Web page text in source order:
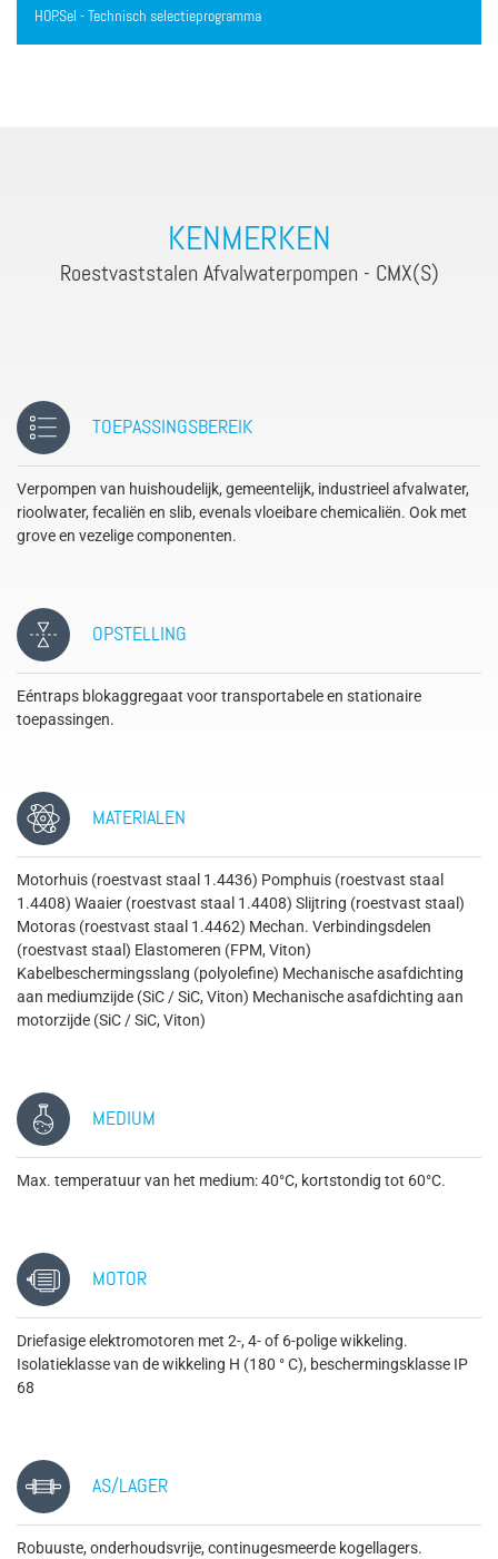
HOP.Sel - Technisch selectieprogramma
KENMERKEN
Roestvaststalen Afvalwaterpompen - CMX(S)
TOEPASSINGSBEREIK
Verpompen van huishoudelijk, gemeentelijk, industrieel afvalwater,
rioolwater, fecaliën en slib, evenals vloeibare chemicaliën. Ook met
grove en vezelige componenten.
OPSTELLING
Eéntraps blokaggregaat voor transportabele en stationaire
toepassingen.
MATERIALEN
Motorhuis (roestvast staal 1.4436) Pomphuis (roestvast staal
1.4408) Waaier (roestvast staal 1.4408) Slijtring (roestvast staal)
Motoras (roestvast staal 1.4462) Mechan. Verbindingsdelen
(roestvast staal) Elastomeren (FPM, Viton)
Kabelbeschermingsslang (polyolefine) Mechanische asafdichting
aan mediumzijde (SiC / SiC, Viton) Mechanische asafdichting aan
motorzijde (SiC / SiC, Viton)
MEDIUM
Max. temperatuur van het medium: 40°C, kortstondig tot 60°C.
MOTOR
Driefasige elektromotoren met 2-, 4- of 6-polige wikkeling.
Isolatieklasse van de wikkeling H (180 ° C), beschermingsklasse IP
68
AS/LAGER
Robuuste, onderhoudsvrije, continugesmeerde kogellagers.